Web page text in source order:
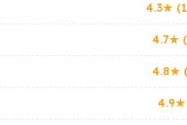
4.3★
4.7★
4.8★
4.9★